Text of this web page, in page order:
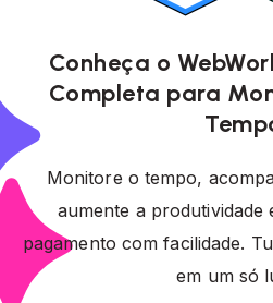
Conheça o
Completa para
Monitore o tempo,
aumente a produtividade
pagamento com facilidade.
em um só